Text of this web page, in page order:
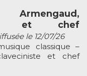
et chef
le 12/07/26
classique –
et chef